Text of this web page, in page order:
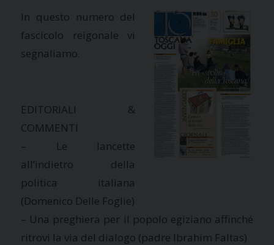
In questo numero del
fascicolo reigonale vi
segnaliamo
EDITORIALI &
COMMENTI
– Le lancette
all’indietro della
politica italiana
(Domenico Delle Foglie)
– Una preghiera per il popolo egiziano affinché
ritrovi la via del dialogo (padre Ibrahim Faltas)